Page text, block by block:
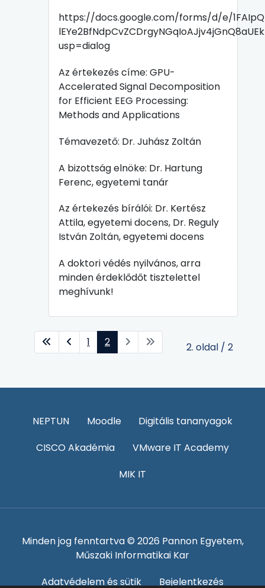
https://docs.google.com/forms/d/e/
usp=dialog
Az értekezés címe: GPU-
Accelerated Signal Decomposition
for Efficient EEG Processing:
Methods and Applications
Témavezető: Dr. Juhász Zoltán
A bizottság elnöke: Dr. Hartung
Ferenc, egyetemi tanár
Az értekezés bírálói: Dr. Kertész
Attila, egyetemi docens, Dr. Reguly
István Zoltán, egyetemi docens
A doktori védés nyilvános, arra
minden érdeklődőt tisztelettel
meghívunk!
2. oldal / 2
1 2
NEPTUN Moodle
Digitális tananyagok
CISCO Akadémia
VMware IT Academy
MIK IT
Minden jog fenntartva © 2026 Pannon Egyetem,
Műszaki Informatikai Kar
Adatvédelem és sütik
Bejelentkezés